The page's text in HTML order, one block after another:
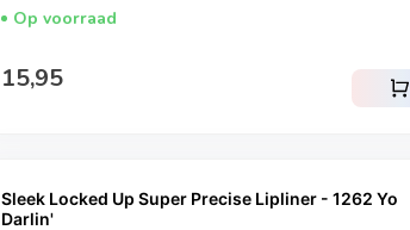
Op voorraad
Normale prijs
15,95 shopping_cart
Sleek Locked Up Super Precise Lipliner - 1262 Yo
Darlin'